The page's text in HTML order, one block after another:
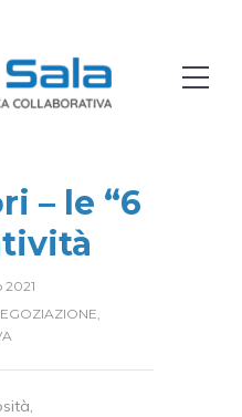
– le “6
2021
,